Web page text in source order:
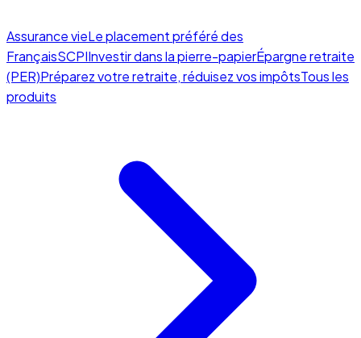
Assurance vieLe placement préféré des
FrançaisSCPIInvestir dans la pierre-papierÉpargne retraite
(PER)Préparez votre retraite, réduisez vos impôtsTous les
produits